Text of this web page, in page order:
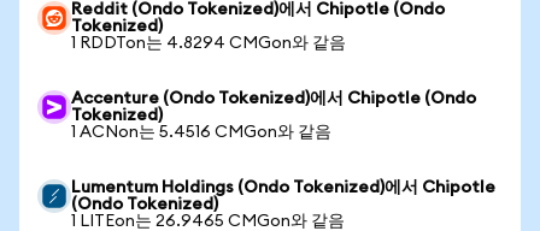
Reddit (Ondo Tokenized)에서 Chipotle (Ondo
Tokenized)
1 RDDTon는 4.8294 CMGon와 같음
Accenture (Ondo Tokenized)에서 Chipotle (Ondo
Tokenized)
1 ACNon는 5.4516 CMGon와 같음
Lumentum Holdings (Ondo Tokenized)에서 Chipotle
(Ondo Tokenized)
1 LITEon는 26.9465 CMGon와 같음